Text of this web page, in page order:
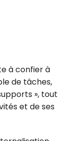
à confier à
de tâches,
», tout
et de ses